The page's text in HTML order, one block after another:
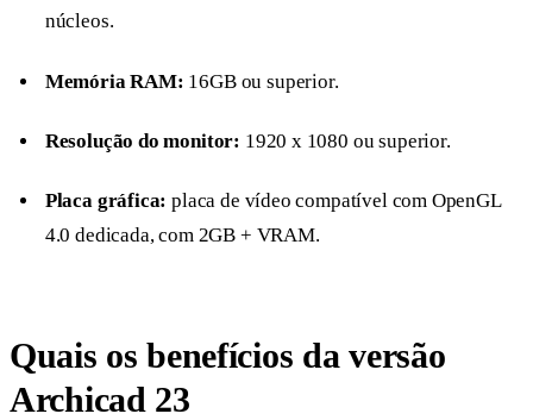
núcleos.
Memória RAM: 16GB ou superior.
Resolução do monitor: 1920 x 1080 ou superior.
Placa gráfica: placa de vídeo compatível com OpenGL
4.0 dedicada, com 2GB + VRAM.
Quais os benefícios da versão
Archicad 23